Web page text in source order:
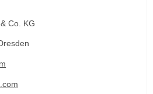
Co. KG